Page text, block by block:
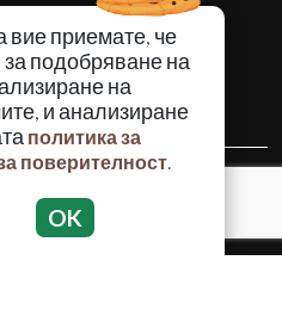
вие приемате, че
за подобряване на
на
и анализиране
политика за
поверителност.
OK
ТЕМИ
на част или цялото
разрешение на Медийна
е забранено.